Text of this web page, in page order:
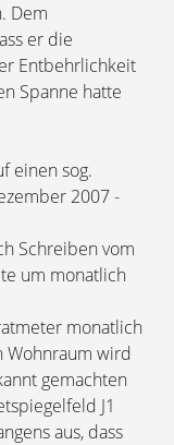
Dem
er die
Entbehrlichkeit
Spanne hatte
einen sog.
2007 -
Schreiben vom
um monatlich
monatlich
wird
gemachten
J1
aus, dass